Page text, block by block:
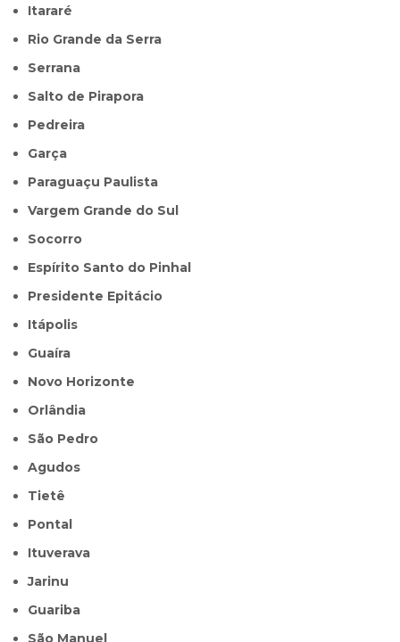
Itararé
Rio Grande da Serra
Serrana
Salto de Pirapora
Pedreira
Garça
Paraguaçu Paulista
Vargem Grande do Sul
Socorro
Espírito Santo do Pinhal
Presidente Epitácio
Itápolis
Guaíra
Novo Horizonte
Orlândia
São Pedro
Agudos
Tietê
Pontal
Ituverava
Jarinu
Guariba
São Manuel